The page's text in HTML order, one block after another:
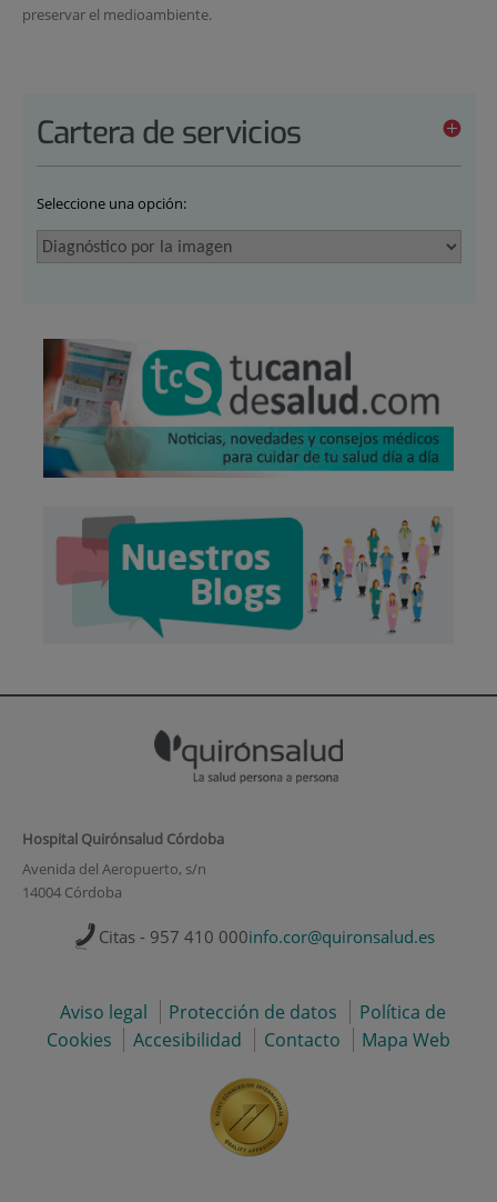
preservar el medioambiente.
Cartera de servicios
Seleccione una opción:
Hospital Quirónsalud Córdoba
Avenida del Aeropuerto, s/n
14004 Córdoba
Citas - 957 410 000info.cor@quironsalud.es
Aviso legal Protección de datos
Política de
Cookies
Accesibilidad Contacto Mapa Web